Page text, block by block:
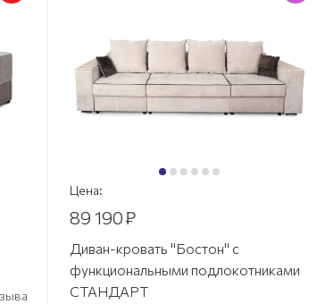
Цена:
89 190₽
Диван-кровать "Бостон" с
функциональными подлокотниками
СТАНДАРТ